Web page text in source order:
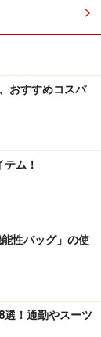
おすすめコスパ
ム！
性バッグ」の使
選！通勤やスーツ